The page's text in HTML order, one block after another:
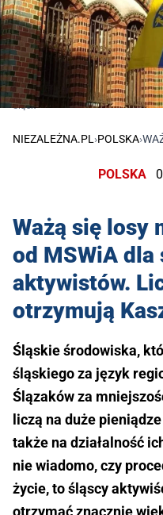
Śląsk
NIEZALEŻNA.PL ›POLSKA›
POLSKA
Ważą się losy
od MSWiA dla
aktywistów.
otrzymują
Śląskie środowiska,
śląskiego za język
Ślązaków za
liczą na duże
także na działalność
nie wiadomo, czy
życie, to śląscy
otrzymać znacznie